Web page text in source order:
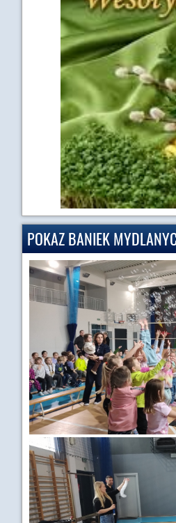
POKAZ BANIEK